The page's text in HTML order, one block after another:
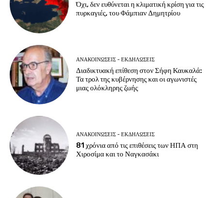
Όχι, δεν ευθύνεται η κλιματική κρίση για τις
πυρκαγιές, του Φάμπιαν Δημητρίου
ΑΝΑΚΟΙΝΩΣΕΙΣ - ΕΚΔΗΛΩΣΕΙΣ
Διαδικτυακή επίθεση στον Σήφη Καυκαλά:
Τα τρολ της κυβέρνησης και οι αγωνιστές
μιας ολόκληρης ζωής
ΑΝΑΚΟΙΝΩΣΕΙΣ - ΕΚΔΗΛΩΣΕΙΣ
81 χρόνια από τις επιθέσεις των ΗΠΑ στη
Χιροσίμα και το Ναγκασάκι